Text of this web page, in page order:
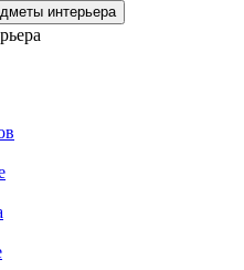
интерьера